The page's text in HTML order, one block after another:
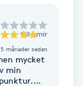
till Amir
månader sedan
mycket
min